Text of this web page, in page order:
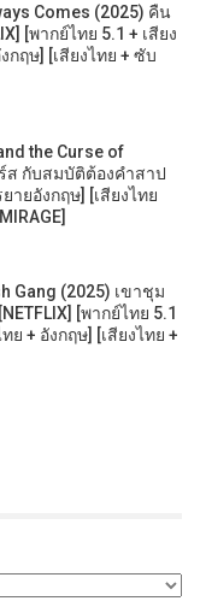
Comes (2025) คืน
[พากย์ไทย 5.1 + เสียง
กฤษ] [เสียงไทย + ซับ
the Curse of
ส กับสมบัติต้องคำสาป
ายอังกฤษ] [เสียงไทย
Gang (2025) เขาชุม
[พากย์ไทย 5.1
ย + อังกฤษ] [เสียงไทย +